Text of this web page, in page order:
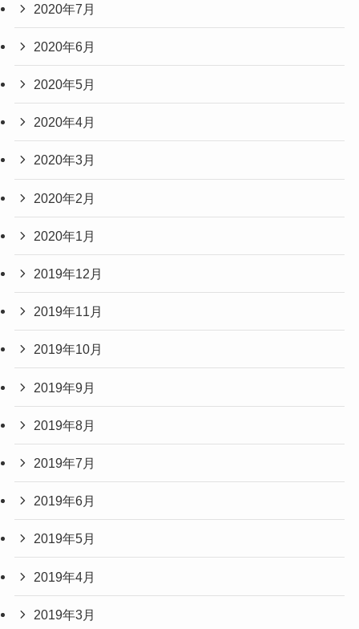
2020年7月
2020年6月
2020年5月
2020年4月
2020年3月
2020年2月
2020年1月
2019年12月
2019年11月
2019年10月
2019年9月
2019年8月
2019年7月
2019年6月
2019年5月
2019年4月
2019年3月